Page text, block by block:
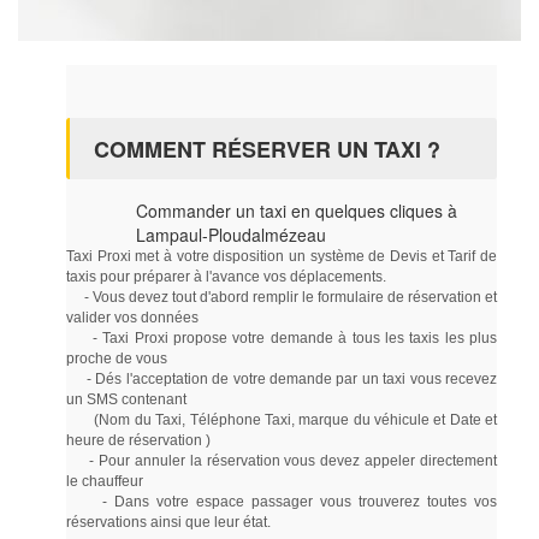
COMMENT RÉSERVER UN TAXI ?
Commander un taxi en quelques cliques à
Lampaul-Ploudalmézeau
Taxi Proxi met à votre disposition un système de Devis et Tarif de
taxis pour préparer à l'avance vos déplacements.
- Vous devez tout d'abord remplir le formulaire de réservation et
valider vos données
- Taxi Proxi propose votre demande à tous les taxis les plus
proche de vous
- Dés l'acceptation de votre demande par un taxi vous recevez
un SMS contenant
(Nom du Taxi, Téléphone Taxi, marque du véhicule et Date et
heure de réservation )
- Pour annuler la réservation vous devez appeler directement
le chauffeur
- Dans votre espace passager vous trouverez toutes vos
réservations ainsi que leur état.